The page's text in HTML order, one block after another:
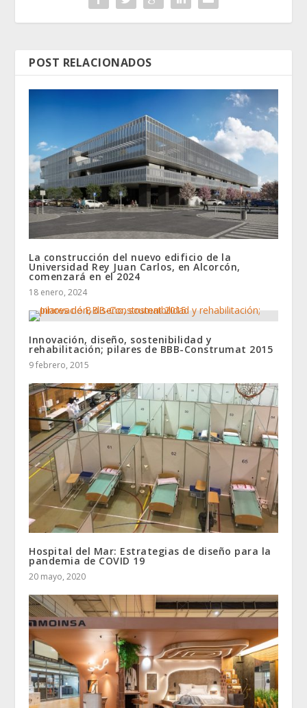
POST RELACIONADOS
La construcción del nuevo edificio de la
Universidad Rey Juan Carlos, en Alcorcón,
comenzará en el 2024
18 enero, 2024
Innovación, diseño, sostenibilidad y
rehabilitación; pilares de BBB-Construmat 2015
9 febrero, 2015
Hospital del Mar: Estrategias de diseño para la
pandemia de COVID 19
20 mayo, 2020